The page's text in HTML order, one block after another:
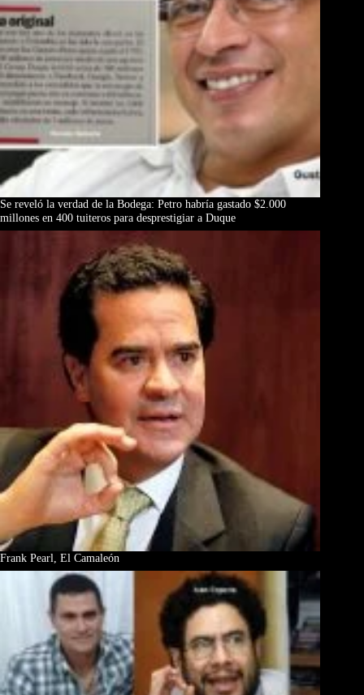
Se reveló la verdad de la Bodega: Petro habría gastado $2.000
millones en 400 tuiteros para desprestigiar a Duque
Frank Pearl, El Camaleón